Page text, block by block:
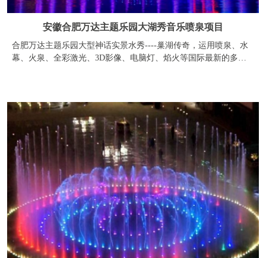
西藏昌都茶马广场音乐喷泉项目
藏东明珠昌都的中国梦：复兴茶马古道重镇。 古人称赞“蒙
顶山上茶，扬子江中水”，蒙顶山的茶产自雅安，马帮汉子就从这